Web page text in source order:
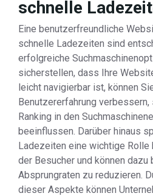
schnelle
Eine benutzerfreundliche
schnelle Ladezeiten sind
erfolgreiche
sicherstellen, dass Ihre
leicht navigierbar ist, können
Benutzererfahrung verbessern,
Ranking in den
beeinflussen. Darüber hinaus
Ladezeiten eine wichtige
der Besucher und können dazu
Absprungraten zu reduzieren.
dieser Aspekte können